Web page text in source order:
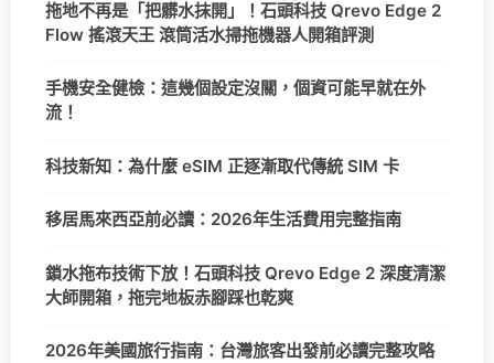
拖地不再是「把髒水抹開」！石頭科技 Qrevo Edge 2
Flow 搖滾天王 滾筒活水掃拖機器人開箱評測
手機安全健檢：這幾個設定沒關，個資可能早就在外
流！
科技新知：為什麼 eSIM 正逐漸取代傳統 SIM 卡
移居馬來西亞前必讀：2026年生活費用完整指南
鎖水拖布技術下放！石頭科技 Qrevo Edge 2 深度清潔
大師開箱，拖完地板赤腳踩也乾爽
2026年美國旅行指南：台灣旅客出發前必讀完整攻略